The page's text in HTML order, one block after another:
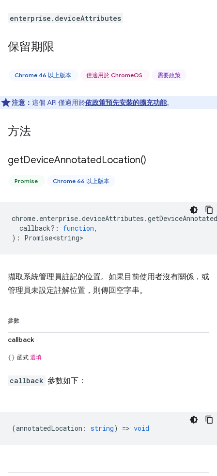
enterprise.deviceAttributes
保留期限
Chrome 46 以上版本 僅適用於 ChromeOS 需要政策
注意： 這個 API 僅適用於依政策預先安裝的擴充功能。
方法
getDeviceAnnotatedLocation()
Promise Chrome 66 以上版本
chrome. enterprise.deviceAttributes .
callback? : function,
) : Promise<string>
擷取系統管理員註記的位置。如果目前使用者沒有關係，或
管理員未設定註解位置，則傳回空字串。
參數
callback
函式 選填
callback 參數如下：
(annotatedLocation : string) => void